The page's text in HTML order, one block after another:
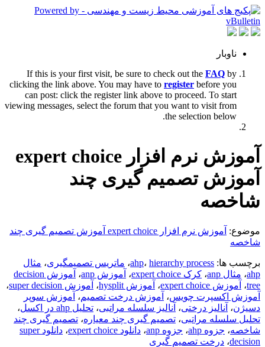
ناوبار
If this is your first visit, be sure to check out the FAQ by
clicking the link above. You may have to register before you
can post: click the register link above to proceed. To start
viewing messages, select the forum that you want to visit from
the selection below.
آموزش نرم افزار expert choice
آموزش تصمیم گیری چند
شاخصه
موضوع:
آموزش نرم افزار expert choice آموزش تصمیم گیری چند
شاخصه
برچسب ها: ahp، hierarchy process ، ماتریس تصمیمگیری، مثال
ahp، مثال anp ، کرک expert choice ، آموزش anp ،
آموزش decision
tree، آموزش expert choice ، آموزش hysplit ، آموزش super decision
،
آموزش اکسپرت چویس، آموزش درخت تصمیم، آموزش سوپر
دسیژن، آنالیز درختی، آنالیز سلسله مراتبی، تحلیل ahp در اکسل
،
تحلیل سلسله مراتبی، تصمیم گیری چند معیاره، تصمیم گیری چند
شاخصه، جزوه ahp ، جزوه anp ، دانلود expert choice ،
دانلود super
decision، درخت تصمیم گیری